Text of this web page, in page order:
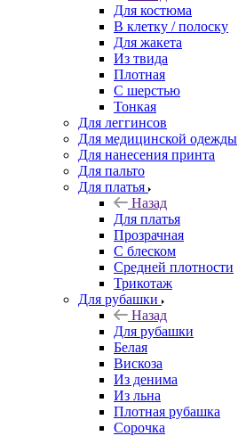
Для костюма
В клетку / полоску
Для жакета
Из твида
Плотная
С шерстью
Тонкая
Для леггинсов
Для медицинской одежды
Для нанесения принта
Для пальто
Для платья
Назад
Для платья
Прозрачная
С блеском
Средней плотности
Трикотаж
Для рубашки
Назад
Для рубашки
Белая
Вискоза
Из денима
Из льна
Плотная рубашка
Сорочка